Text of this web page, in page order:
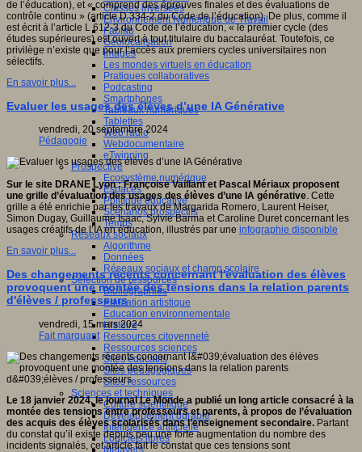
Classes inversées
Environnement Numérique de Travail
Fablab
Géolocalisation
Images
Les mondes virtuels en éducation
Pratiques collaboratives
Podcasting
Smartphones
Tableaux numériques
Tablettes
Web radio
Webdocumentaire
eTwinning
Prospective
Ecosystème numérique
Espaces
Politique éducative
Scénarios prospectifs
Temps
Réseaux sociaux
Algorithme
Données
Réseaux sociaux et champ scolaire
Sélection de ressources
Bibliographies
Education artistique
Education environnementale
Histoire
Ressources citoyenneté
Ressources sciences
Sites éducatifs
Sites pédagogiques
Sites ressources
Sciences et techniques
Culture scientifique
Développement durable
Intelligence artificielle
Logiciels libres
Métavers
de l’éducation), et « comprend des épreuves finales et des évaluations de
contrôle continu » (article D 334-2 du Code de l’éducation). De plus, comme il
est écrit à l’article L 612-3 du Code de l’éducation, « le premier cycle (des
études supérieures) est ouvert à tout titulaire du baccalauréat. Toutefois, ce
privilège n’existe que pour l’accès aux premiers cycles universitaires non
sélectifs.
En savoir plus...
Evaluer les usages des élèves d’une IA Générative
vendredi, 20 septembre 2024
Pédagogie
Sur le site DRANE Lyon : Françoise Vaillant et Pascal Mériaux proposent
une grille d’évaluation des usages des élèves d’une IA générative. Cette
grille a été enrichie par les travaux de Margarida Romero, Laurent Heiser,
Simon Dugay, Guillaume Isaac, Sylvie Barma et Caroline Duret concernant les
usages créatifs de l’IA en éducation, illustrés par une infographie disponible
En savoir plus...
Des changements récents concernant l'évaluation des élèves
provoquent une montée des tensions dans la relation parents
d'élèves / professeurs
vendredi, 15 mars 2024
Fait marquant
Le 18 janvier 2024, le journal Le Monde a publié un long article consacré à la
montée des tensions entre professeurs et parents, à propos de l’évaluation
des acquis des élèves scolarisés dans l’enseignement secondaire. Partant
du constat qu’il existe depuis peu une forte augmentation du nombre des
incidents signalés, cet article fait le constat que ces tensions sont